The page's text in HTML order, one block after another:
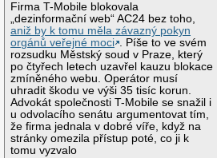
Firma T-Mobile blokovala
„dezinformační web“ AC24 bez toho,
aniž by k tomu měla závazný pokyn
orgánů veřejné moci . Píše to ve svém
rozsudku Městský soud v Praze, který
po čtyřech letech uzavřel kauzu blokace
zmíněného webu. Operátor musí
uhradit škodu ve výši 35 tisíc korun.
Advokát společnosti T-Mobile se snažil i
u odvolacího senátu argumentovat tím,
že firma jednala v dobré víře, když na
stránky omezila přístup poté, co ji k
tomu vyzvalo